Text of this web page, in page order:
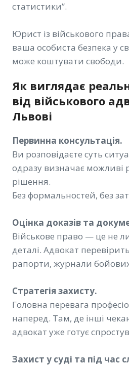
статистики”.
Юрист із військового
ваша особиста безпека у
може коштувати свободи.
Як виглядає
від військового
Львові
Первинна консультація.
Ви розповідаєте суть
одразу визначає можливі
рішення.
Без формальностей, без
Оцінка доказів та
Військове право — це не
деталі. Адвокат
рапорти, журнали
Стратегія захисту.
Головна перевага
наперед. Там, де інші
адвокат уже готує
Захист у суді та під час